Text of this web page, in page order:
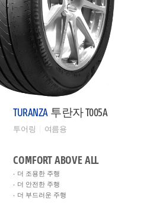
TURANZA 투란자 T005A
투어링 여름용
COMFORT ABOVE ALL
더 조용한 주행
더 안전한 주행
더 부드러운 주행